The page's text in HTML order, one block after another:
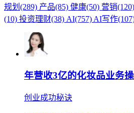
规划(289) 产品(85) 健康(50) 营销(120)
(10) 投资理财(38) AI(757) AI写作
年营收3亿的化妆品业务
创业成功秘诀